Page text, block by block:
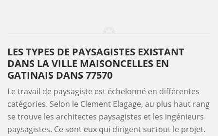
LES TYPES DE PAYSAGISTES EXISTANT
DANS LA VILLE MAISONCELLES EN
GATINAIS DANS 77570
Le travail de paysagiste est échelonné en différentes
catégories. Selon le Clement Elagage, au plus haut rang
se trouve les architectes paysagistes et les ingénieurs
paysagistes. Ce sont eux qui dirigent surtout le projet.